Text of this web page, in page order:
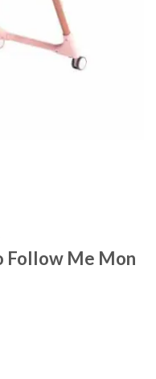
Follow Me Mon